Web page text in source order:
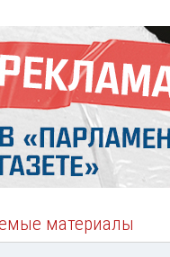
материалы